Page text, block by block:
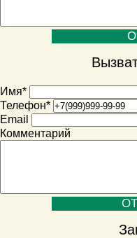
Имя*
Телефон*
Email
Комментарий